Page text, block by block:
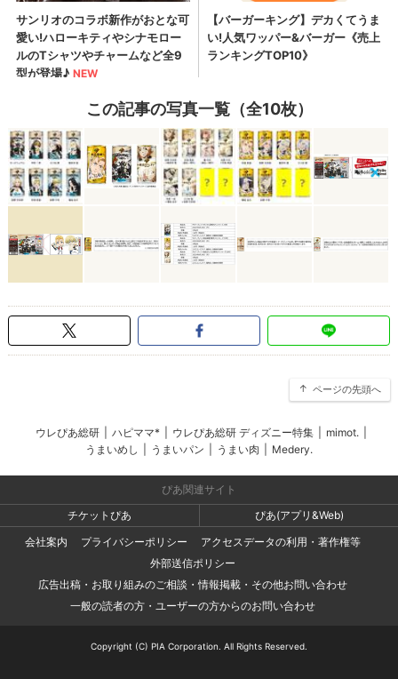
この記事の写真一覧（全10枚）
ページの先頭へ
ウレぴあ総研 ハピママ* ウレぴあ総研 ディズニー特集 mimot.
うまいめし
うまいパン うまい肉 Medery.
ぴあ関連サイト
チケットぴあ
ぴあ(アプリ&Web)
会社案内
プライバシーポリシー
アクセスデータの利用・著作権等
外部送信ポリシー
広告出稿・お取り組みのご相談・情報掲載・その他お問い合わせ
一般の読者の方・ユーザーの方からのお問い合わせ
Copyright (C) PIA Corporation. All Rights Reserved.